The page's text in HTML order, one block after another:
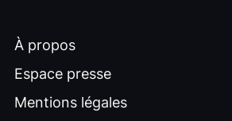
À propos
Espace presse
Mentions légales